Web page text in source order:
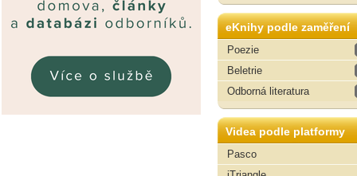
eKnihy podle zaměření
Poezie
Beletrie
Odborná literatura
Videa podle platformy
Pasco